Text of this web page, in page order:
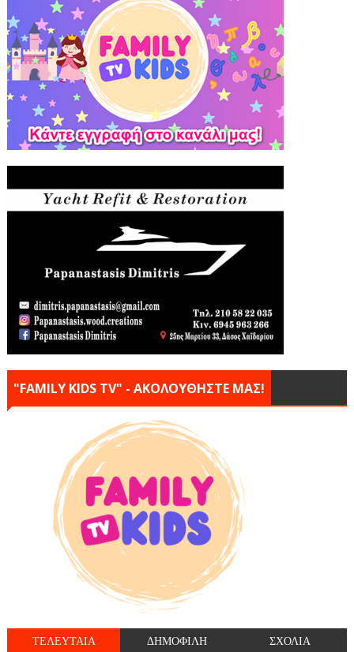
"FAMILY KIDS TV" - ΑΚΟΛΟΥΘΗΣΤΕ ΜΑΣ!
ΤΕΛΕΥΤΑΙΑ ΔΗΜΟΦΙΛΗ ΣΧΟΛΙΑ